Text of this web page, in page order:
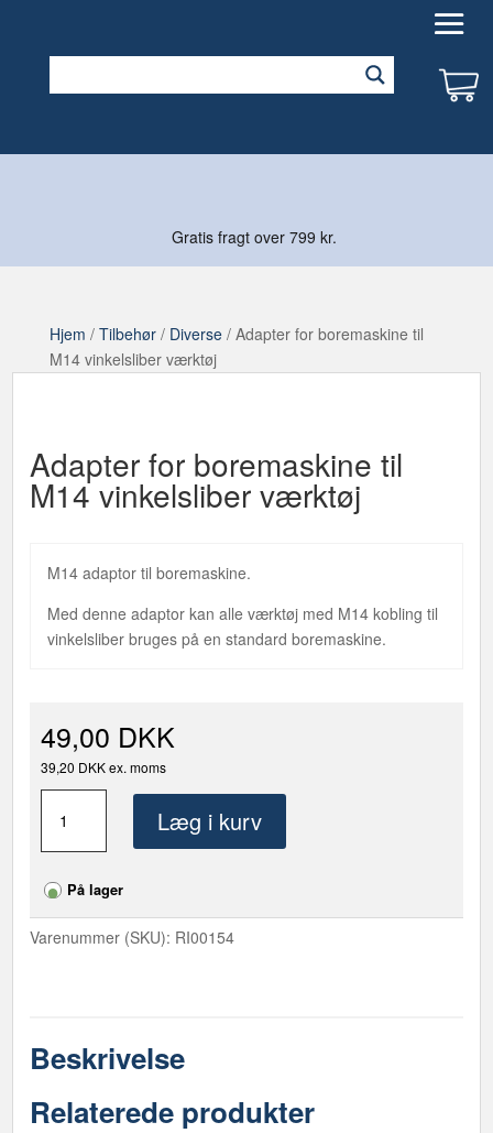
Gratis fragt over 799 kr.
Hjem / Tilbehør/ Diverse/ Adapter for boremaskine til
M14 vinkelsliber værktøj
Adapter for boremaskine til
M14 vinkelsliber værktøj
M14 adaptor til boremaskine.
Med denne adaptor kan alle værktøj med M14 kobling til
vinkelsliber bruges på en standard boremaskine.
49,00 DKK
39,20 DKK ex. moms
boremaskine
til
M14
Læg i kurv
På lager
Varenummer (SKU): RI00154
Beskrivelse
Relaterede produkter